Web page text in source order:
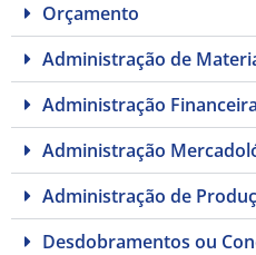
Orçamento
Administração de
Administração Financeira
Administração
Administração de
Desdobramentos ou